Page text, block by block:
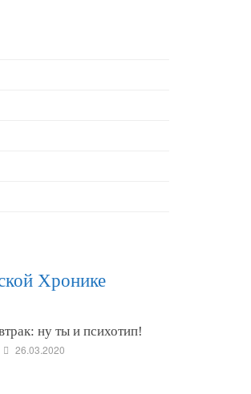
Хронике
ну ты и психотип!
26.03.2020